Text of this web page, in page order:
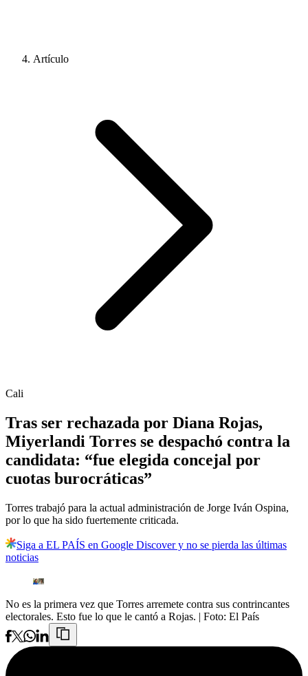
Artículo
Cali
Tras ser rechazada por Diana Rojas,
Miyerlandi Torres se despachó contra la
candidata: “fue elegida concejal por
cuotas burocráticas”
Torres trabajó para la actual administración de Jorge Iván Ospina,
por lo que ha sido fuertemente criticada.
Siga a EL PAÍS en Google Discover y no se pierda las últimas
noticias
No es la primera vez que Torres arremete contra sus contrincantes
electorales. Esto fue lo que le cantó a Rojas. | Foto: El País